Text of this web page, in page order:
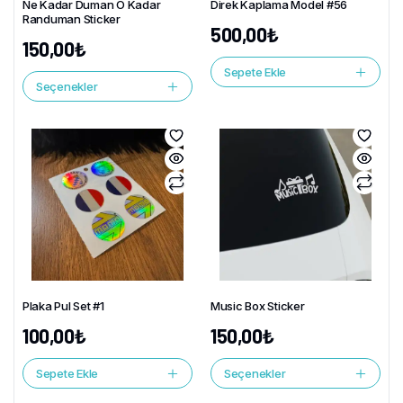
Ne Kadar Duman O Kadar
Randuman Sticker
150,00₺
Seçenekler
Direk Kaplama Model #56
500,00₺
Sepete Ekle
Plaka Pul Set #1
100,00₺
Sepete Ekle
Music Box Sticker
150,00₺
Seçenekler